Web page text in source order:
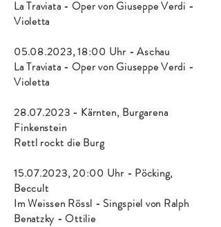
La Traviata - Oper von Giuseppe Verdi -
Violetta
05.08.2023, 18:00 Uhr - Aschau
La Traviata - Oper von Giuseppe Verdi -
Violetta
28.07.2023 - Kärnten, Burgarena
Finkenstein
Rettl rockt die Burg
15.07.2023, 20:00 Uhr - Pöcking,
Beccult
Im Weissen Rössl - Singspiel von Ralph
Benatzky - Ottilie